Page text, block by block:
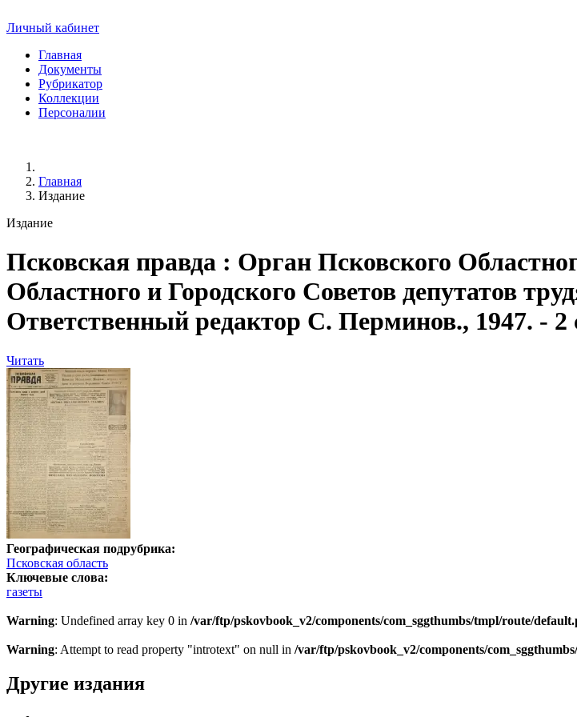
Личный кабинет
Главная
Документы
Рубрикатор
Коллекции
Персоналии
Главная
Издание
Издание
Псковская правда : Орган Псковского
Областного и Городского Советов депутатов
Ответственный редактор С. Перминов., 1947. - 2
Читать
Географическая подрубрика:
Псковская область
Ключевые слова:
газеты
Warning: Undefined array key 0 in /var/ftp/pskovbook_v2/components/com_sggthumbs/tmpl/route/
Warning: Attempt to read property "introtext" on null in /var/ftp/pskovbook_v2/components/
Другие издания